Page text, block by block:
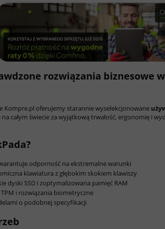
rozwiązania biznesowe w
Kompre.pl oferujemy starannie wyselekcjonowane
całym świecie za wyjątkową trwałość, ergonomię i
odporność na ekstremalne warunki
klawiatura z głębokim skokiem klawiszy
dyski SSD i zoptymalizowana pamięć RAM
i rozwiązania biometryczne
o podobnej specyfikacji